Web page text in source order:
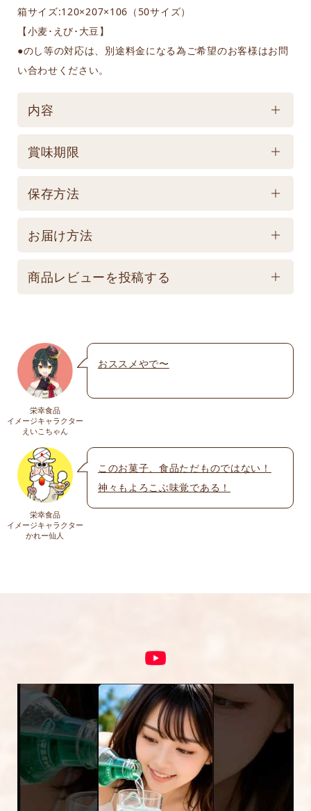
箱サイズ:120×207×106（50サイズ）
【小麦･えび･大豆】
●のし等の対応は、別途料金になる為ご希望のお客様はお問
い合わせください。
内容
ケース／入数
賞味期限
賞味期限
お届け商品とは異なります。】
保存方法
保存方法
保存は避けてください。
お届け方法
配送方法
発送となります。 ☆画像はイメージとなり変更にな
る為現物を優先してください。 ※人気商品の為、急
遽完売になります。ご容赦下さい。
送料
送料についての詳細はこちら
商品レビューを投稿する
名前 ※
メール※
上に表示された文字を入力してください。
5段階評価をつけてください
★
★★
★★★
★★★★
★★★★★
内容をご確認の上、「レビューを送信する」ボ
タンから送信ください。
栄幸食品
イメージキャラクター
えいこちゃん
おススメやで〜
栄幸食品
イメージキャラクター
かれー仙人
このお菓子、食品ただものではない！
神々もよろこぶ味覚である！